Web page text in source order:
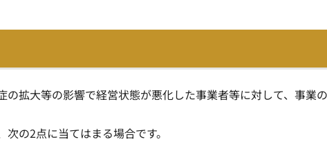
の拡大等の影響で経営状態が悪化した事業者等に対して、事業
の2点に当てはまる場合です。